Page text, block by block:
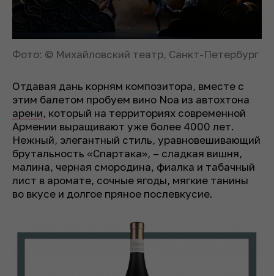
Фото: © Михайловский театр, Санкт-Петербург
Отдавая дань корням композитора, вместе с
этим балетом пробуем вино Noa из автохтона
арени, который на территориях современной
Армении выращивают уже более 4000 лет.
Нежный, элегантный стиль, уравновешивающий
брутальность «Спартака», – сладкая вишня,
малина, черная смородина, фиалка и табачный
лист в аромате, сочные ягоды, мягкие танины
во вкусе и долгое пряное послевкусие.